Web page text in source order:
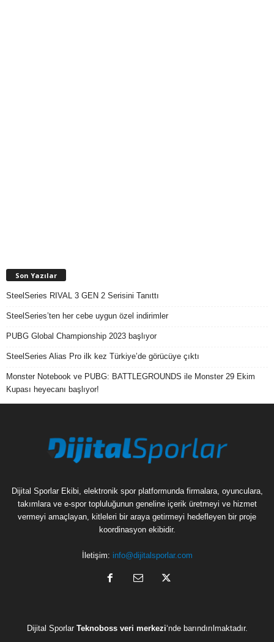
Son Yazılar
SteelSeries RIVAL 3 GEN 2 Serisini Tanıttı
SteelSeries’ten her cebe uygun özel indirimler
PUBG Global Championship 2023 başlıyor
SteelSeries Alias Pro ilk kez Türkiye’de görücüye çıktı
Monster Notebook ve PUBG: BATTLEGROUNDS ile Monster 29 Ekim
Kupası heyecanı başlıyor!
Dijital Sporlar Ekibi, elektronik spor platformunda firmalara, oyunculara,
takımlara ve e-spor topluluğunun geneline içerik üretmeyi ve hizmet
vermeyi amaçlayan, kitleleri bir araya getirmeyi hedefleyen bir proje
koordinasyon ekibidir.
İletişim: info@dijitalsporlar.com
Dijital Sporlar Teknoboss veri merkezi‘nde barındırılmaktadır.